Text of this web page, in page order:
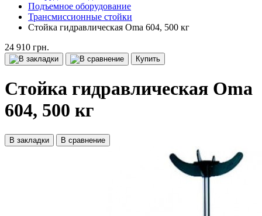
Подъемное оборудование
Трансмиссионные стойки
Стойка гидравлическая Oma 604, 500 кг
24 910 грн.
Купить
Стойка гидравлическая Oma
604, 500 кг
В закладки В сравнение